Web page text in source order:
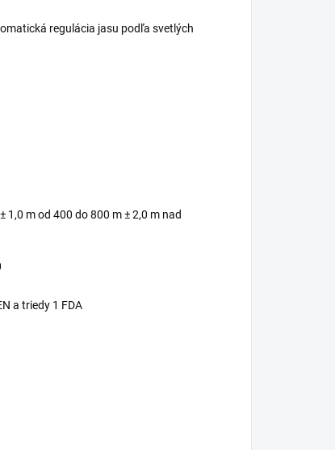
regulácia jasu podľa svetlých
1,0 m od 400 do 800 m ± 2,0 m nad
a triedy 1 FDA